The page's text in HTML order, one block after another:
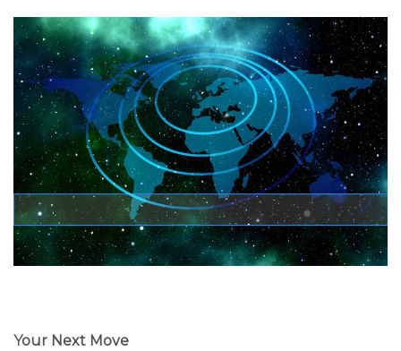
Your Next Move